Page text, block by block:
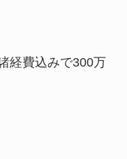
経費込みで300万